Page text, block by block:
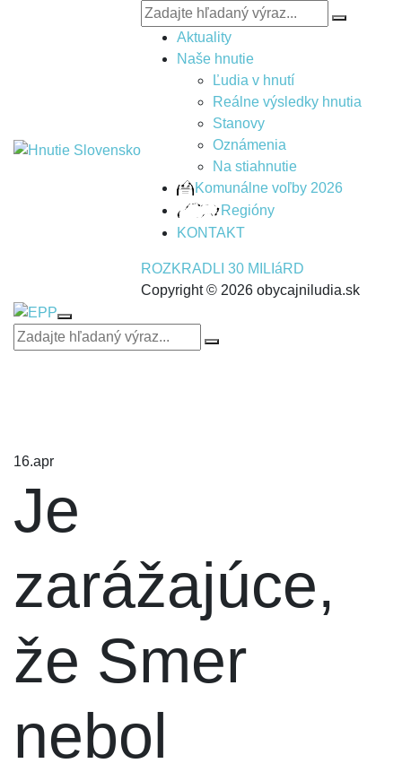
Aktuality
Naše hnutie
Ľudia v hnutí
Reálne výsledky hnutia
Stanovy
Oznámenia
Na stiahnutie
Komunálne voľby 2026
Regióny
KONTAKT
ROZKRADLI 30 MILIáRD
Copyright © 2026 obycajniludia.sk
16.apr
Je
zarážajúce,
že Smer
nebol